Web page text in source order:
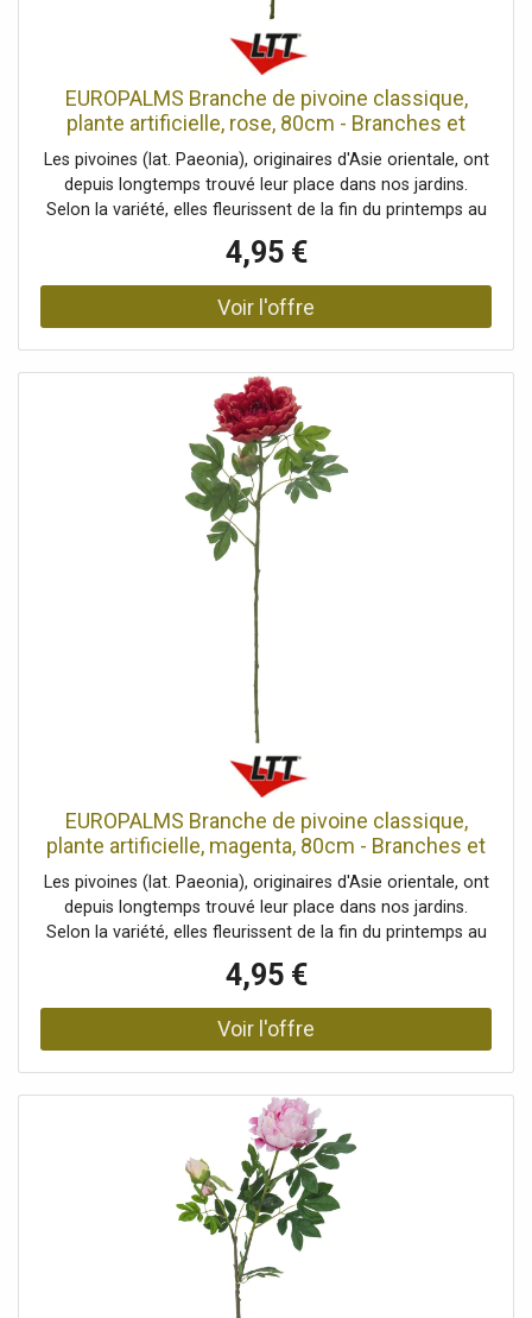
EUROPALMS Branche de pivoine classique,
plante artificielle, rose, 80cm - Branches et
buissons
Les pivoines (lat. Paeonia), originaires d'Asie orientale, ont
depuis longtemps trouvé leur place dans nos jardins.
Selon la variété, elles fleurissent de la fin du printemps au
d'Europalms offre une alternative facile d'entretien pour
intégrer l'élégance fascinante d'une pivoine dans votre
espace de vie en tant que décoration. La branche de
pivoine est dotée d'une fleur luxuriante qui brille de mille
grâce et l'abondance d'une véritable fleur de pivoine. Cela
se remarque particulièrement dans les différentes
nuances de couleur de ses pétales délicats et dans la
forme magnifique de ses feuilles vertes. Enrichissez votre
maison ou votre bureau avec le charme authentique de
cette branche de fleurs artificielles.La pivoine, l'une des
fleurs printanières les plus populaires Avec environ 12
feuilles réalistes de couleur verte., Environ 1 fleur rose
magnifique, Haute qualité, Position debout/fixation: Sans,
Couleur: Rose, Feuillage: Environ 12 feuillesMatériau:
textile, Fleurs: Pièces: environ 1 pièce(s)Couleur:
roseP(matériau: )textile, Bourgeons chacun: 1 pièce(s),
Style de décoration: Forêts et prairies, Saison: Printemps,
Dimensions: Hauteur: 80 cm, Poids: 0,50 kg
4,95 €
EUROPALMS Branche de pivoine classique,
plante artificielle, magenta, 80cm - Branches et
buissons
Les pivoines (lat. Paeonia), originaires d'Asie orientale, ont
depuis longtemps trouvé leur place dans nos jardins.
Selon la variété, elles fleurissent de la fin du printemps au
d'Europalms offre une alternative facile d'entretien pour
intégrer l'élégance fascinante d'une pivoine dans votre
espace de vie en tant que décoration. La branche de
pivoine est dotée d'une fleur luxuriante qui brille de mille
grâce et l'abondance d'une véritable fleur de pivoine. Cela
se remarque particulièrement dans les différentes
nuances de couleur de ses pétales délicats et dans la
forme magnifique de ses feuilles vertes. Enrichissez votre
maison ou votre bureau avec le charme authentique de
cette branche de fleurs artificielles.La pivoine, l'une des
fleurs printanières les plus populaires Avec environ 12
feuilles réalistes de couleur verte., environ 1 fleur de
couleur magenta magnifiquement colorée, Haute qualité,
4,95 €